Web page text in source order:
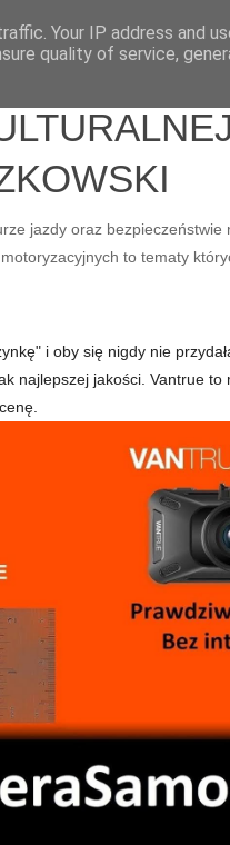
jazdy oraz
to tematy
i oby się nigdy nie
najlepszej jakości. Vantrue
Your IP address and
quality of service,